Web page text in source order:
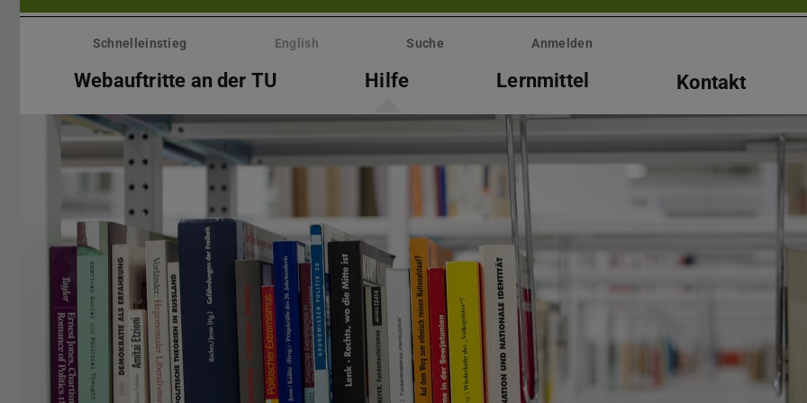
Menü
überspringenSchnelleinstieg English Suche Anmelden
Webauftritte an der TU Hilfe Lernmittel Kontakt